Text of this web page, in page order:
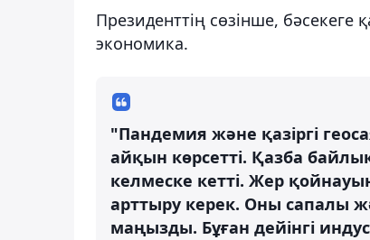
Президенттің сөзінше, бәсекеге
экономика.
"Пандемия және қазіргі
айқын көрсетті. Қазба
келмеске кетті. Жер
арттыру керек. Оны сапалы
маңызды. Бұған дейінгі